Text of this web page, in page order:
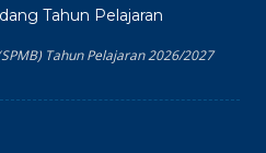
Tahun Pelajaran
Tahun Pelajaran 2026/2027